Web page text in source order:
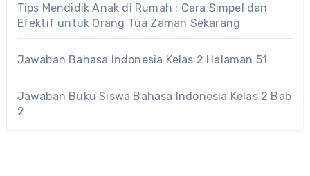
Tips Mendidik Anak di Rumah : Cara Simpel dan
Efektif untuk Orang Tua Zaman Sekarang
Jawaban Bahasa Indonesia Kelas 2 Halaman 51
Jawaban Buku Siswa Bahasa Indonesia Kelas 2 Bab
2